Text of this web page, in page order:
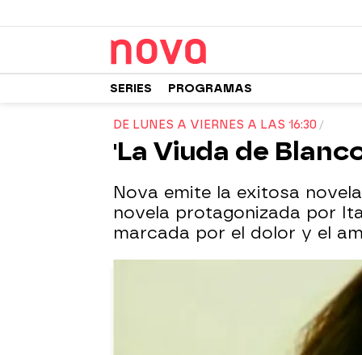
SERIES PROGRAMAS
DE LUNES A VIERNES A LAS 16:30
'La Viuda de
Nova emite la exitosa
novela protagonizada por
marcada por el dolor y el